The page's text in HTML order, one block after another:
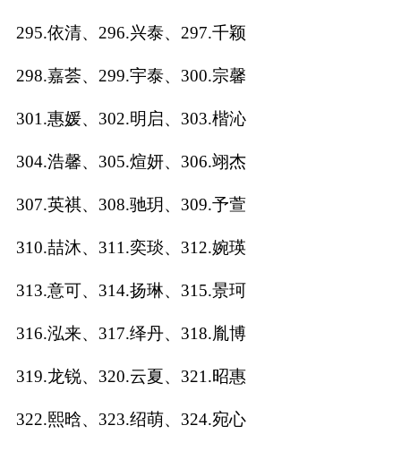
295.依清、296.兴泰、297.千颖
298.嘉荟、299.宇泰、300.宗馨
301.惠媛、302.明启、303.楷沁
304.浩馨、305.煊妍、306.翊杰
307.英祺、308.驰玥、309.予萱
310.喆沐、311.奕琰、312.婉瑛
313.意可、314.扬琳、315.景珂
316.泓来、317.绎丹、318.胤博
319.龙锐、320.云夏、321.昭惠
322.熙晗、323.绍萌、324.宛心